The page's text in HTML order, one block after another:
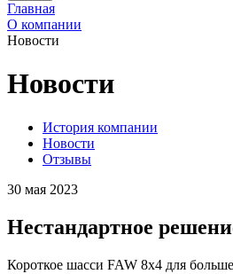
Главная
О компании
Новости
Новости
История компании
Новости
Отзывы
30 мая 2023
Нестандартное
Короткое шасси FAW 8х4 для